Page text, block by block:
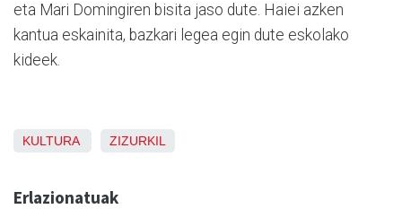
eta Mari Domingiren bisita jaso dute. Haiei azken
kantua eskainita, bazkari legea egin dute eskolako
kideek.
KULTURA ZIZURKIL
Erlazionatuak